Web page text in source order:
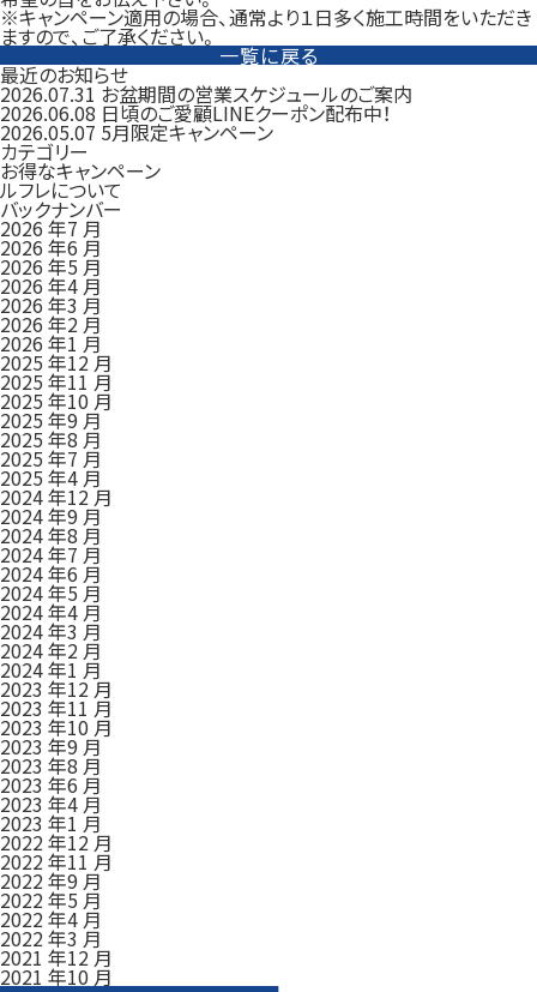
※キャンペーン適用の場合、通常より１日多く施工時間をいただき
ますので、ご了承ください。
一覧に戻る
最近のお知らせ
2026.07.31 お盆期間の営業スケジュールのご案内
2026.06.08 日頃のご愛顧LINEクーポン配布中！
2026.05.07 5月限定キャンペーン
カテゴリー
お得なキャンペーン
ルフレについて
バックナンバー
2026 年7 月
2026 年6 月
2026 年5 月
2026 年4 月
2026 年3 月
2026 年2 月
2026 年1 月
2025 年12 月
2025 年11 月
2025 年10 月
2025 年9 月
2025 年8 月
2025 年7 月
2025 年4 月
2024 年12 月
2024 年9 月
2024 年8 月
2024 年7 月
2024 年6 月
2024 年5 月
2024 年4 月
2024 年3 月
2024 年2 月
2024 年1 月
2023 年12 月
2023 年11 月
2023 年10 月
2023 年9 月
2023 年8 月
2023 年6 月
2023 年4 月
2023 年1 月
2022 年12 月
2022 年11 月
2022 年9 月
2022 年5 月
2022 年4 月
2022 年3 月
2021 年12 月
2021 年10 月